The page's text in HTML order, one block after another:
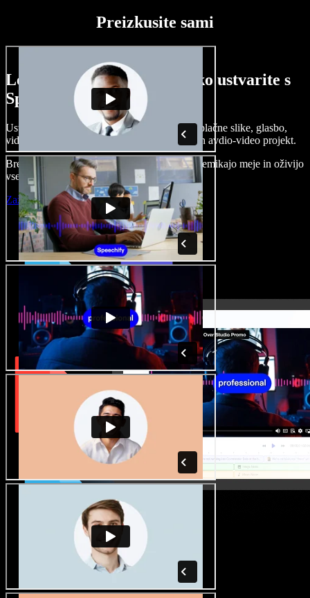
Preizkusite sami
Le nekaj primerov, kaj lahko ustvarite s
Speechify Studio.
Ustvarjajte govorne posnetke, dodajajte brezplačne slike, glasbo,
videe, klonirajte svoj glas in pripravite celoten avdio-video projekt.
Brez učenja in kar iz brskalnika ustvarjalci premikajo meje in oživijo
vse ideje.
Zaženi Studio